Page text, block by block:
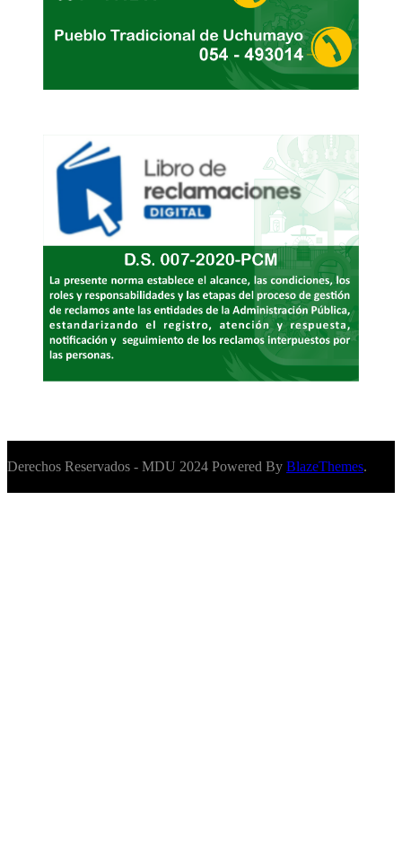
Derechos Reservados - MDU 2024 Powered By BlazeThemes.